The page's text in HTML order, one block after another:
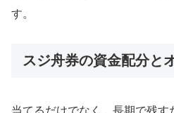
す。
スジ舟券の資金配分と
当てるだけでなく、長期で残